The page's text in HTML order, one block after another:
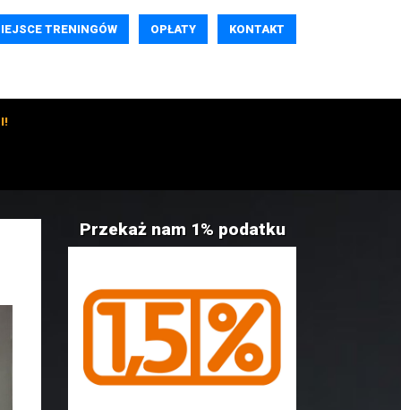
TRENINGÓW OPŁATY KONTAKT
Przekaż nam 1% podatku